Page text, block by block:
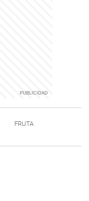
FRUTA